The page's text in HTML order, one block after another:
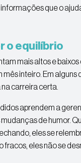
que o
o equilíbrio
mais altos e
inteiro. Em alguns
carreira certa.
aprendem a
de humor.
eles se
fracos, eles não se